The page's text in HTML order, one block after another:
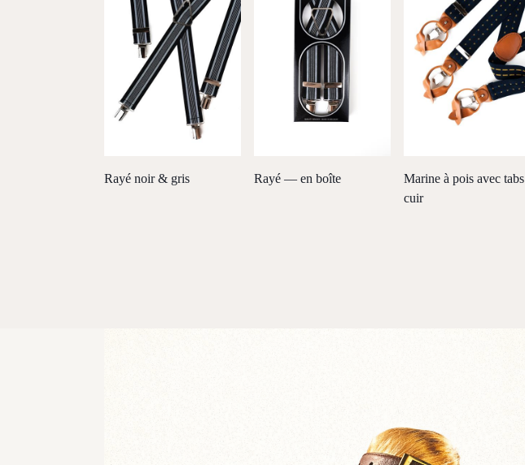
Rayé noir & gris Rayé — en boîte
Marine à pois avec tabs
cuir